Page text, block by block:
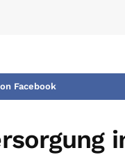
Facebook